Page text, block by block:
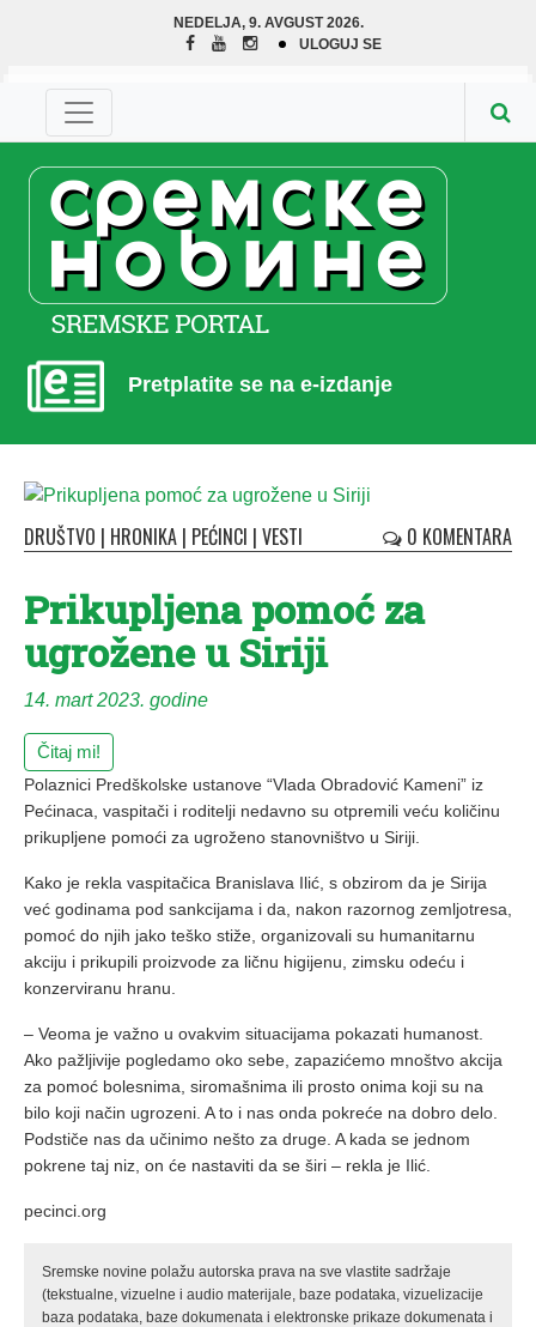
NEDELJA, 9. AVGUST 2026.
ULOGUJ SE
Pretplatite se na e-izdanje
DRUŠTVO | HRONIKA | PEĆINCI | VESTI 0 KOMENTARA
Prikupljena pomoć za
ugrožene u Siriji
14. mart 2023. godine
Čitaj mi!
Polaznici Predškolske ustanove “Vlada Obradović Kameni” iz
Pećinaca, vaspitači i roditelji nedavno su otpremili veću količinu
prikupljene pomoći za ugroženo stanovništvo u Siriji.
Kako je rekla vaspitačica Branislava Ilić, s obzirom da je Sirija
već godinama pod sankcijama i da, nakon razornog zemljotresa,
pomoć do njih jako teško stiže, organizovali su humanitarnu
akciju i prikupili proizvode za ličnu higijenu, zimsku odeću i
konzerviranu hranu.
– Veoma je važno u ovakvim situacijama pokazati humanost.
Ako pažljivije pogledamo oko sebe, zapazićemo mnoštvo akcija
za pomoć bolesnima, siromašnima ili prosto onima koji su na
bilo koji način ugrozeni. A to i nas onda pokreće na dobro delo.
Podstiče nas da učinimo nešto za druge. A kada se jednom
pokrene taj niz, on će nastaviti da se širi – rekla je Ilić.
pecinci.org
Sremske novine polažu autorska prava na sve vlastite sadržaje
(tekstualne, vizuelne i audio materijale, baze podataka, vizuelizacije
baza podataka, baze dokumenata i elektronske prikaze dokumenata i